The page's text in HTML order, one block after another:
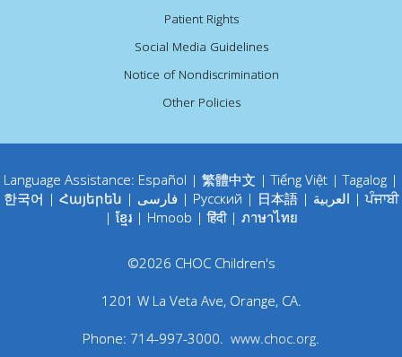
Patient Rights
Social Media Guidelines
Notice of Nondiscrimination
Other Policies
Language Assistance: Español | 繁體中文 |Tiếng Việt |Tagalog |
한국어 | Հայերեն | فارسی| Русский | 日本語| العربية |ਪੰਜਾਬੀ
| ខ្មែរ | Hmoob |हिंदी| ภาษาไทย
©2026 CHOC Children's
1201 W La Veta Ave, Orange, CA.
Phone: 714-997-3000. www.choc.org.